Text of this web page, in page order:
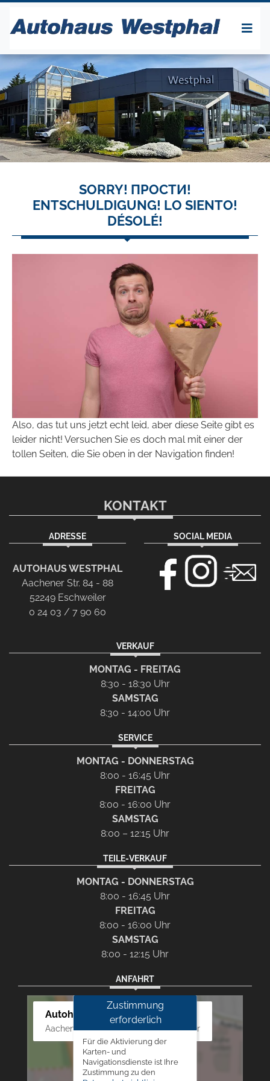
SORRY! ПРОСТИ!
ENTSCHULDIGUNG! LO SIENTO!
DÉSOLÉ!
Also, das tut uns jetzt echt leid, aber diese Seite gibt es
leider nicht! Versuchen Sie es doch mal mit einer der
tollen Seiten, die Sie oben in der Navigation finden!
KONTAKT
ADRESSE
AUTOHAUS WESTPHAL
Aachener Str. 84 - 88
52249 Eschweiler
0 24 03 / 7 90 60
SOCIAL MEDIA
VERKAUF
MONTAG - FREITAG
8:30 - 18:30 Uhr
SAMSTAG
8:30 - 14:00 Uhr
SERVICE
MONTAG - DONNERSTAG
8:00 - 16:45 Uhr
FREITAG
8:00 - 16:00 Uhr
SAMSTAG
8:00 – 12:15 Uhr
TEILE-VERKAUF
MONTAG - DONNERSTAG
8:00 - 16:45 Uhr
FREITAG
8:00 - 16:00 Uhr
SAMSTAG
8:00 - 12:15 Uhr
ANFAHRT
Autohaus Westphal
Aachener Str. 84 - 88, 52249 Eschweiler
Zustimmung
erforderlich
Für die Aktivierung der
Karten- und
Navigationsdienste ist Ihre
Zustimmung zu den